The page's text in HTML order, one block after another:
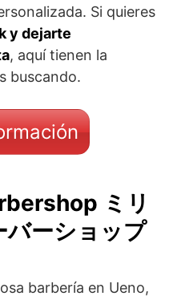
Si quieres
y dejarte
, aquí tienen la
buscando.
ミリ
バーショップ
barbería en Ueno,